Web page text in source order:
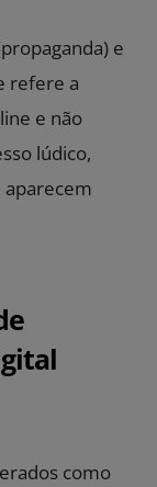
e
refere a
e não
lúdico,
aparecem
como